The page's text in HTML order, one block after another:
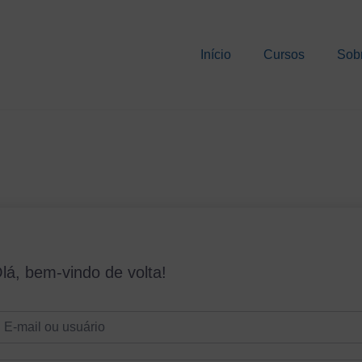
Início Cursos
bem-vindo de volta!